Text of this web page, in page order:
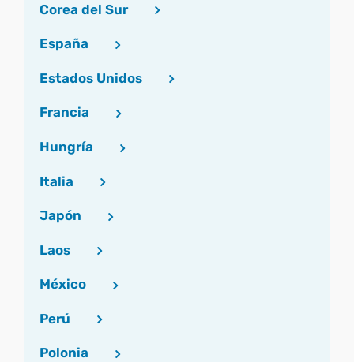
Corea del Sur
España
Estados Unidos
Francia
Hungría
Italia
Japón
Laos
México
Perú
Polonia